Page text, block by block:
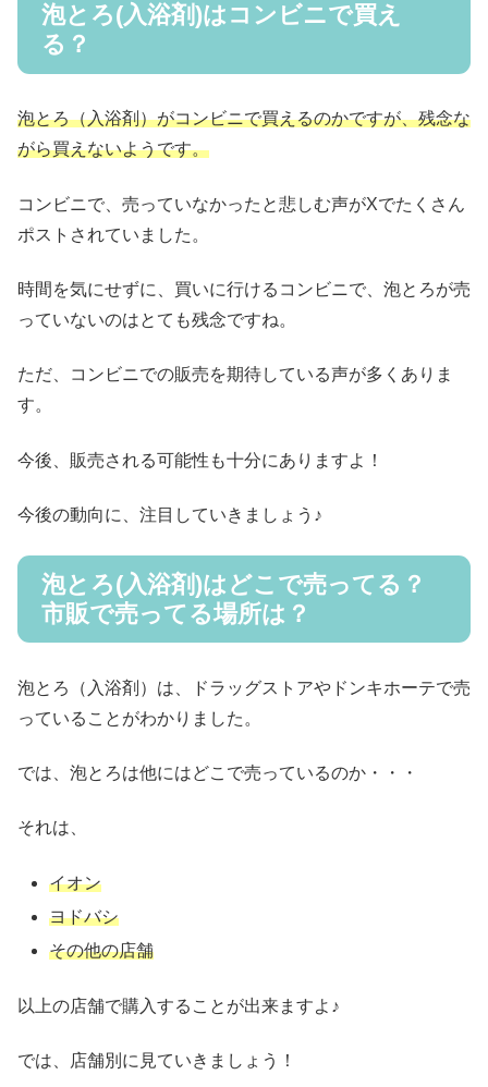
泡とろ(入浴剤)はコンビニで買え
る？
泡とろ（入浴剤）がコンビニで買えるのかですが、残念な
がら買えないようです。
コンビニで、売っていなかったと悲しむ声がXでたくさん
ポストされていました。
時間を気にせずに、買いに行けるコンビニで、泡とろが売
っていないのはとても残念ですね。
ただ、コンビニでの販売を期待している声が多くありま
す。
今後、販売される可能性も十分にありますよ！
今後の動向に、注目していきましょう♪
泡とろ(入浴剤)はどこで売ってる？
市販で売ってる場所は？
泡とろ（入浴剤）は、ドラッグストアやドンキホーテで売
っていることがわかりました。
では、泡とろは他にはどこで売っているのか・・・
それは、
イオン
ヨドバシ
その他の店舗
以上の店舗で購入することが出来ますよ♪
では、店舗別に見ていきましょう！